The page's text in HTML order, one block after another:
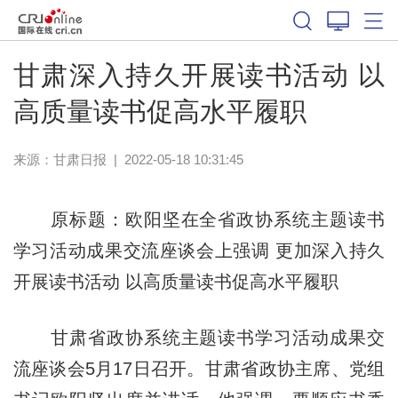
甘肃深入持久开展读书活动 以
高质量读书促高水平履职
来源： 甘肃日报 | 2022-05-18 10:31:45
原标题：欧阳坚在全省政协系统主题读书
学习活动成果交流座谈会上强调 更加深入持久
开展读书活动 以高质量读书促高水平履职
甘肃省政协系统主题读书学习活动成果交
流座谈会5月17日召开。甘肃省政协主席、党组